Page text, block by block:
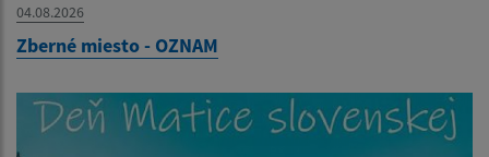
04.08.2026
Zberné miesto - OZNAM